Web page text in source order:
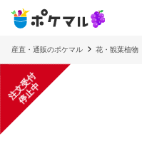
産直・通販のポケマル 花・観葉植物
注
文
受
付
停
止
中